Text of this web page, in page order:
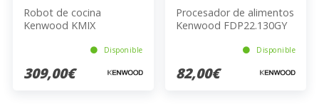
Robot de cocina
Kenwood KMIX
Disponible
309,00€
Procesador de alimentos
Kenwood FDP22.130GY
Disponible
82,00€